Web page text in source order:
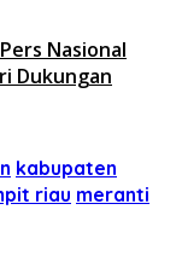
Nasional
Dukungan
kabupaten
riau meranti